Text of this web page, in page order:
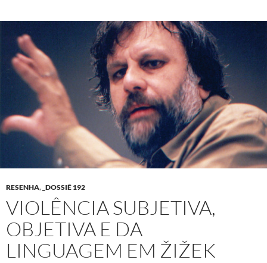
RESENHA, _DOSSIÊ 192
VIOLÊNCIA SUBJETIVA,
OBJETIVA E DA
LINGUAGEM EM ŽIŽEK